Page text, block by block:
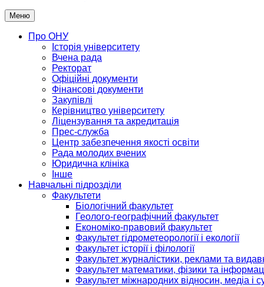
Меню
Про ОНУ
Історія університету
Вчена рада
Ректорат
Офіційні документи
Фінансові документи
Закупівлі
Керівництво університету
Ліцензування та акредитація
Прес-служба
Центр забезпечення якості освіти
Рада молодих вчених
Юридична клініка
Інше
Навчальні підрозділи
Факультети
Біологічний факультет
Геолого-географічний факультет
Економіко-правовий факультет
Факультет гідрометеорології і екології
Факультет історії і філології
Факультет журналістики, реклами та
Факультет математики, фізики та
Факультет міжнародних відносин, медіа і